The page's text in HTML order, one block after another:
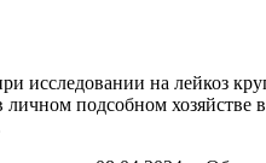
исследовании на лейкоз
личном подсобном хозяйстве в